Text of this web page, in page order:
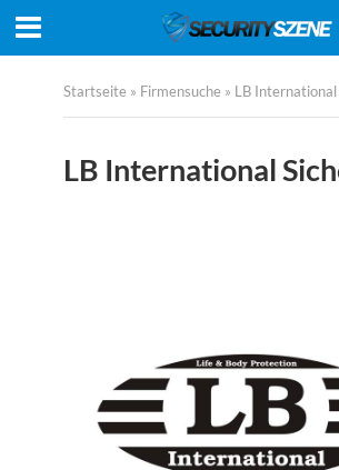
Startseite » Firmensuche » LB
LB International